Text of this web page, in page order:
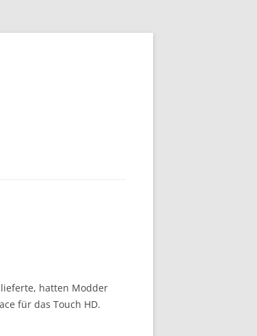
hatten Modder
für das Touch HD.